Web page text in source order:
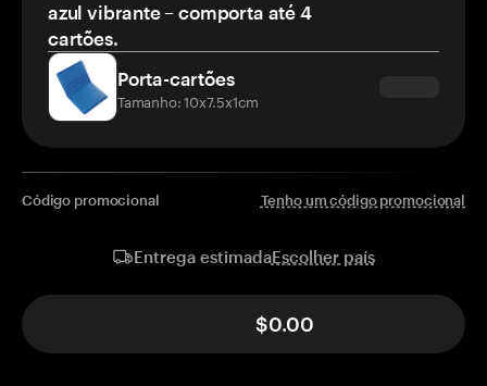
azul vibrante – comporta até 4
cartões.
Porta-cartões
Tamanho: 10x7.5x1cm
Código promocional Tenho um código promocional
Entrega estimadaEscolher país
$0.00